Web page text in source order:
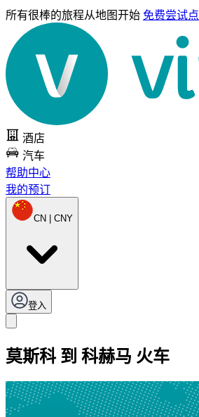
所有很棒的旅程从地图开始 免费尝试点
酒店
汽车
帮助中心
我的预订
CN | CNY
登入
莫斯科 到 科赫马 火车